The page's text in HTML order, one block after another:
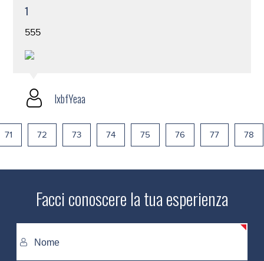
1
555
lxbfYeaa
71 72 73 74 75 76 77 78
Facci conoscere la tua esperienza